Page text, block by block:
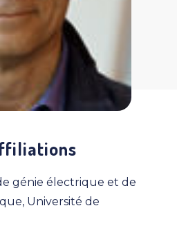
génie électrique et de
Université de